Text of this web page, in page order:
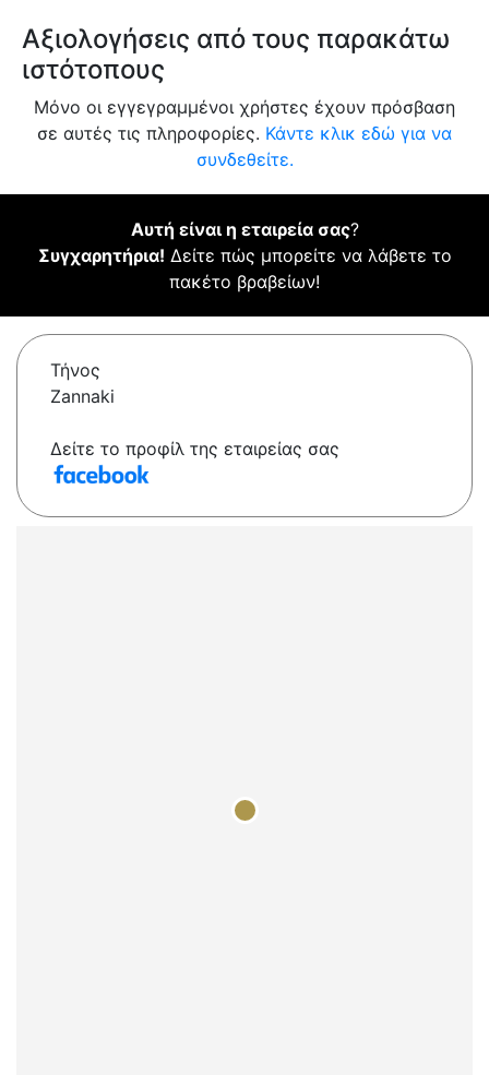
Αξιολογήσεις από τους παρακάτω
ιστότοπους
Μόνο οι εγγεγραμμένοι χρήστες έχουν πρόσβαση
σε αυτές τις πληροφορίες. Κάντε κλικ εδώ για να
συνδεθείτε.
Αυτή είναι η εταιρεία σας?
Συγχαρητήρια! Δείτε πώς μπορείτε να λάβετε το
πακέτο βραβείων!
Τήνος
Zannaki
Δείτε το προφίλ της εταιρείας σας